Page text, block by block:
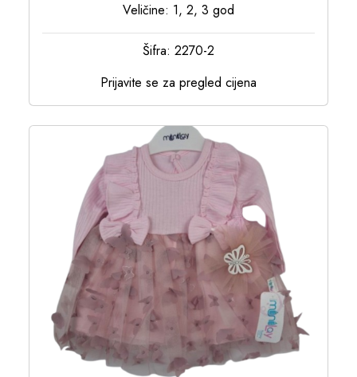
Veličine: 1, 2, 3 god
Šifra: 2270-2
Prijavite se za pregled cijena